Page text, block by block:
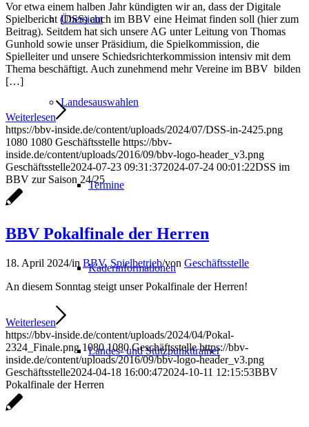
Übersicht
Landesauswahlen
Termine
Kaderinformationen
Landes- und Stützpunkttrainer
Vor etwa einem halben Jahr kündigten wir an, dass der Digitale
Spielbericht (DSS) auch im BBV eine Heimat finden soll (hier zum
Beitrag). Seitdem hat sich unsere AG unter Leitung von Thomas
Gunhold sowie unser Präsidium, die Spielkommission, die
Spielleiter und unsere Schiedsrichterkommission intensiv mit dem
Thema beschäftigt. Auch zunehmend mehr Vereine im BBV bilden
[…]
Weiterlesen
https://bbv-inside.de/content/uploads/2024/07/DSS-in-2425.png
1080 1080 Geschäftsstelle https://bbv-
inside.de/content/uploads/2016/09/bbv-logo-header_v3.png
Geschäftsstelle2024-07-23 09:31:372024-07-24 00:01:22DSS im
BBV zur Saison 24/25
BBV Pokalfinale der Herren
18. April 2024/in BBV, Spielbetrieb/von Geschäftsstelle
An diesem Sonntag steigt unser Pokalfinale der Herren!
Weiterlesen
https://bbv-inside.de/content/uploads/2024/04/Pokal-
2324_Finale.png 1080 1080 Geschäftsstelle https://bbv-
inside.de/content/uploads/2016/09/bbv-logo-header_v3.png
Geschäftsstelle2024-04-18 16:00:472024-10-11 12:15:53BBV
Pokalfinale der Herren